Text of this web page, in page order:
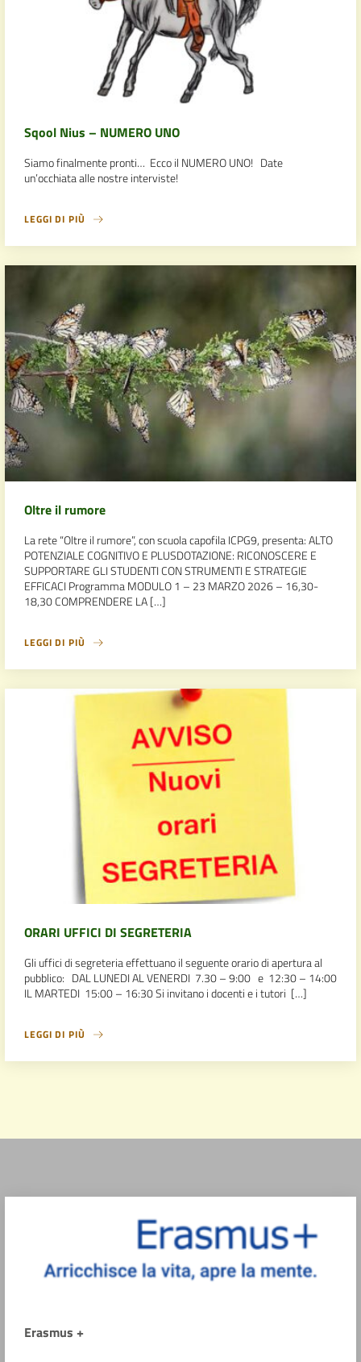
Sqool Nius – NUMERO UNO
Siamo finalmente pronti… Ecco il NUMERO UNO! Date
un’occhiata alle nostre interviste!
LEGGI DI PIÙ
Oltre il rumore
La rete “Oltre il rumore”, con scuola capofila ICPG9, presenta: ALTO
POTENZIALE COGNITIVO E PLUSDOTAZIONE: RICONOSCERE E
SUPPORTARE GLI STUDENTI CON STRUMENTI E STRATEGIE
EFFICACI Programma MODULO 1 – 23 MARZO 2026 – 16,30-
18,30 COMPRENDERE LA […]
LEGGI DI PIÙ
ORARI UFFICI DI SEGRETERIA
Gli uffici di segreteria effettuano il seguente orario di apertura al
pubblico: DAL LUNEDI AL VENERDI 7.30 – 9:00 e 12:30 – 14:00
IL MARTEDI 15:00 – 16:30 Si invitano i docenti e i tutori […]
LEGGI DI PIÙ
Erasmus +